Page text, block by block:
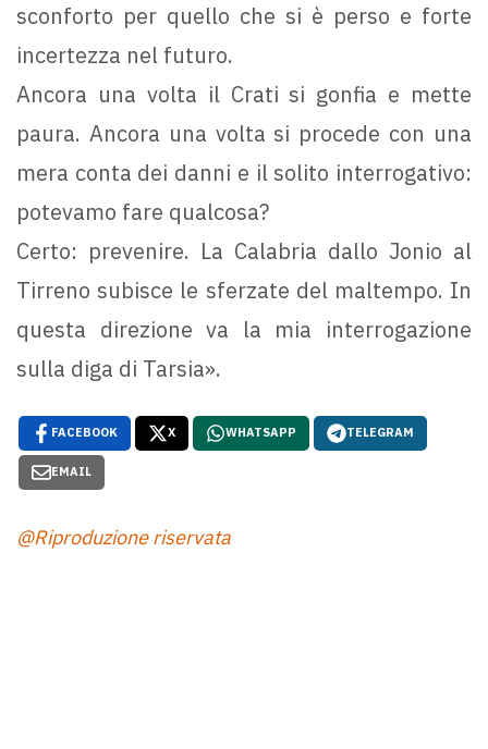
sconforto per quello che si è perso e forte
incertezza nel futuro.
Ancora una volta il Crati si gonfia e mette
paura. Ancora una volta si procede con una
mera conta dei danni e il solito interrogativo:
potevamo fare qualcosa?
Certo: prevenire. La Calabria dallo Jonio al
Tirreno subisce le sferzate del maltempo. In
questa direzione va la mia interrogazione
sulla diga di Tarsia».
FACEBOOK X WHATSAPP TELEGRAM
EMAIL
@Riproduzione riservata